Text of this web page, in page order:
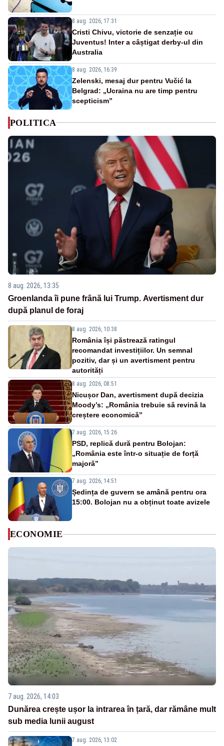
8 aug. 2026, 17:31
Cristi Chivu, victorie de senzație cu
Juventus! Inter a câștigat derby-ul din
Australia
8 aug. 2026, 16:39
Zelenski, mesaj dur pentru Vučić la
Belgrad: „Ucraina nu are timp pentru
scepticism”
POLITICA
8 aug. 2026, 13:35
Groenlanda îi pune frână lui Trump. Avertisment dur
după planul de foraj
8 aug. 2026, 10:38
România își păstrează ratingul
recomandat investițiilor. Un semnal
pozitiv, dar și un avertisment pentru
autorități
8 aug. 2026, 08:51
Nicușor Dan, avertisment după decizia
Moody’s: „România trebuie să revină la
creștere economică”
7 aug. 2026, 15:26
PSD, replică dură pentru Bolojan:
„România este într-o situație de forță
majoră”
7 aug. 2026, 14:51
Ședința de guvern se amână pentru ora
15:00. Bolojan nu a obținut toate avizele
ECONOMIE
7 aug. 2026, 14:03
Dunărea crește ușor la intrarea în țară, dar rămâne mult
sub media lunii august
7 aug. 2026, 13:02